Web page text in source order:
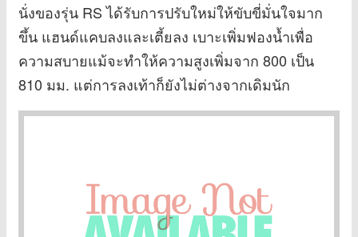
นั่งของรุ่น RS ได้รับการปรับใหม่ให้ขับขี่มั่นใจมาก
ขึ้น แฮนด์แคบลงและเตี้ยลง เบาะเพิ่มฟองน้ำเพื่อ
ความสบายแม้จะทำให้ความสูงเพิ่มจาก 800 เป็น
810 มม. แต่การลงเท้าก็ยังไม่ต่างจากเดิมนัก